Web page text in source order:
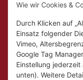
Wie wir Cookies &
Durch Klicken auf
Einsatz folgender
Vimeo,
Google Tag
Einstellung
unten). Weitere
Mo.
Di. - Fr.